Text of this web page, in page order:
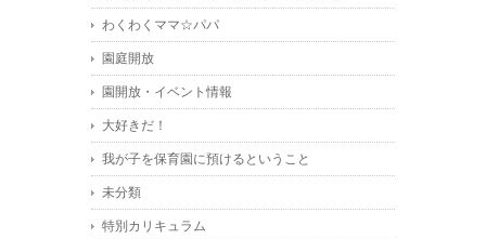
わくわくママ☆パパ
園庭開放
園開放・イベント情報
大好きだ！
我が子を保育園に預けるということ
未分類
特別カリキュラム